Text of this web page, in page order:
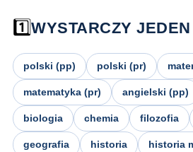
1️⃣WYSTARCZY
polski (pp) polski (pr)
matematyka (pr) angielski (pp)
biologia chemia filozofia
geografia historia historia